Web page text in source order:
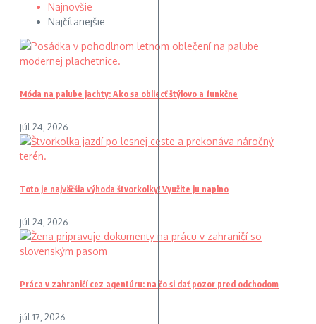
Najnovšie
Najčítanejšie
Móda na palube jachty: Ako sa obliecť štýlovo a funkčne
júl 24, 2026
Toto je najväčšia výhoda štvorkolky! Využite ju naplno
júl 24, 2026
Práca v zahraničí cez agentúru: na čo si dať pozor pred odchodom
júl 17, 2026